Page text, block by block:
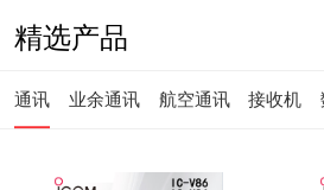
精选产品
通讯 业余通讯 航空通讯 接收机